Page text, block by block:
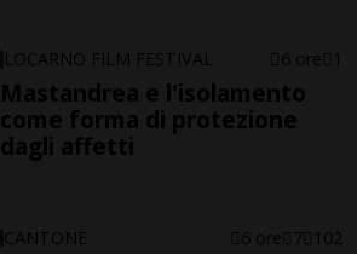
LOCARNO FILM FESTIVAL 6 ore 1
Mastandrea e l'isolamento
come forma di protezione
dagli affetti
CANTONE 6 ore 7 102